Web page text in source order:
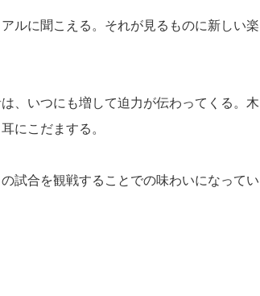
ルに聞こえる。それが見るものに新しい楽
、いつにも増して迫力が伝わってくる。木
にこだまする。
試合を観戦することでの味わいになってい